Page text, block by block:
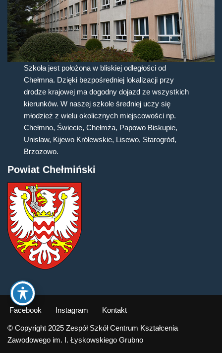
Szkoła jest położona w bliskiej odległości od
Chełmna. Dzięki bezpośredniej lokalizacji przy
drodze krajowej ma dogodny dojazd ze wszystkich
kierunków. W naszej szkole średniej uczy się
młodzież z wielu okolicznych miejscowości np.
Chełmno, Świecie, Chełmża, Papowo Biskupie,
Unisław, Kijewo Królewskie, Lisewo, Starogród,
Brzozowo.
Powiat Chełmiński
Facebook Instagram Kontakt
© Copyright 2025 Zespół Szkół Centrum Kształcenia
Zawodowego im. I. Łyskowskiego Grubno